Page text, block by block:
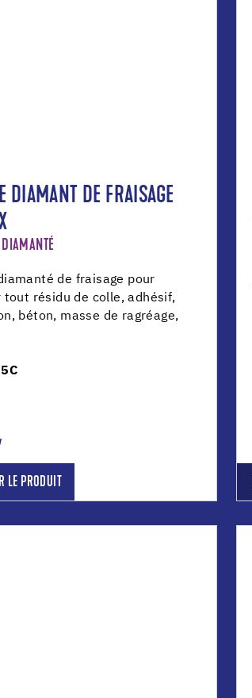
DIAMANT DE FRAISAGE
de fraisage pour
tout résidu de colle, adhésif,
béton, masse de ragréage,
LE PRODUIT